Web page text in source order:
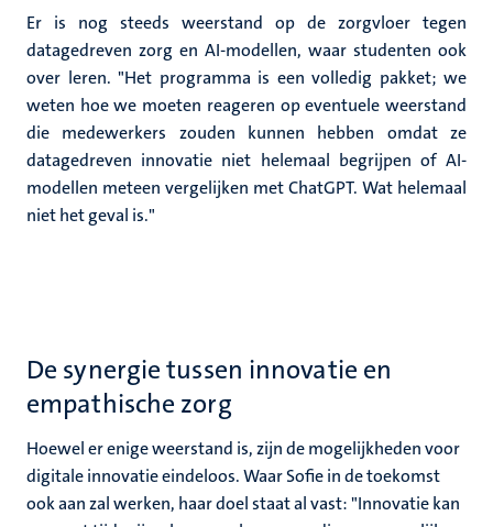
Er is nog steeds weerstand op de zorgvloer tegen
datagedreven zorg en AI-modellen, waar studenten ook
over leren. "Het programma is een volledig pakket; we
weten hoe we moeten reageren op eventuele weerstand
die medewerkers zouden kunnen hebben omdat ze
datagedreven innovatie niet helemaal begrijpen of AI-
modellen meteen vergelijken met ChatGPT. Wat helemaal
niet het geval is."
De synergie tussen innovatie en
empathische zorg
Hoewel er enige weerstand is, zijn de mogelijkheden voor
digitale innovatie eindeloos. Waar Sofie in de toekomst
ook aan zal werken, haar doel staat al vast: "Innovatie kan